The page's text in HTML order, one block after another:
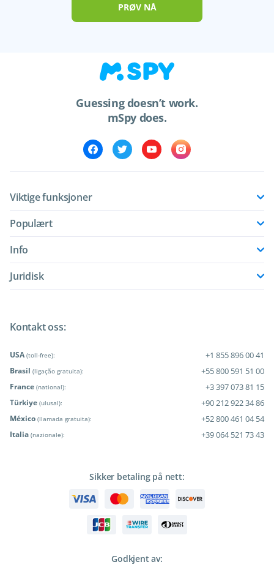
PRØV NÅ
Guessing doesn’t work.
mSpy does.
Viktige funksjoner
Populært
Info
Juridisk
Kontakt oss:
USA (toll-free): +1 855 896 00 41
Brasil (ligação gratuita): +55 800 591 51 00
France (national): +3 397 073 81 15
Türkiye (ulusal): +90 212 922 34 86
México (llamada gratuita): +52 800 461 04 54
Italia (nazionale): +39 064 521 73 43
Sikker betaling på nett:
Godkjent av: